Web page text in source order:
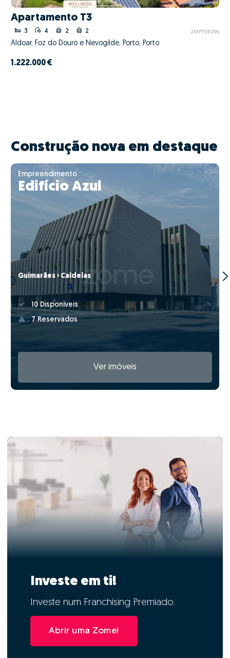
Apartamento T3
3 4 2 2 ZMPT591296
Aldoar, Foz do Douro e Nevogilde, Porto, Porto
1.222.000 €
Construção nova em destaque
Empreendimento
Edifício Azul
Guimarães › Caldelas
10 Disponíveis
7 Reservados
Ver imóveis
Investe em ti!
Investe num Franchising Premiado.
Abrir uma Zome!